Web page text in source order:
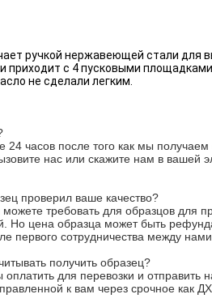
ручкой нержавеющей стали для
с 4 пусковыми
не сделали легким.
часов после того как мы
нас или скажите нам в вашей
проверил ваше качество?
требовать для образцов для
Но цена образца может быть
первого сотрудничества между нами.
получить образец?
оплатить для перевозки и
к вам через срочное как